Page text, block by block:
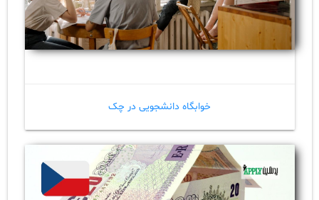
خوابگاه دانشجویی در چک